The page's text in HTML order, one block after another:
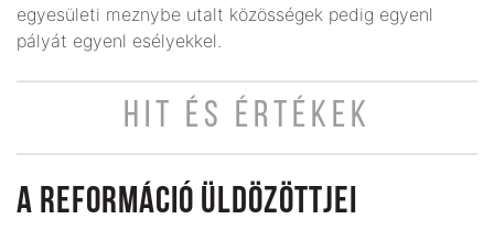
egyesületi meznybe utalt közösségek pedig egyenl
pályát egyenl esélyekkel.
HIT ÉS ÉRTÉKEK
A REFORMÁCIÓ ÜLDÖZÖTTJEI